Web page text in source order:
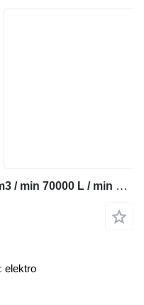
DW Grassair 420 Air Dryer 70 m3 / min 70000 L / min 13 Bar Luchtdro
elektro